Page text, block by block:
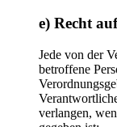
e) Recht
Jede von der
betroffene
verlangen,